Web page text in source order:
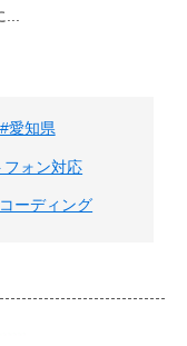
...
#愛知県
フォン対応
ーディング